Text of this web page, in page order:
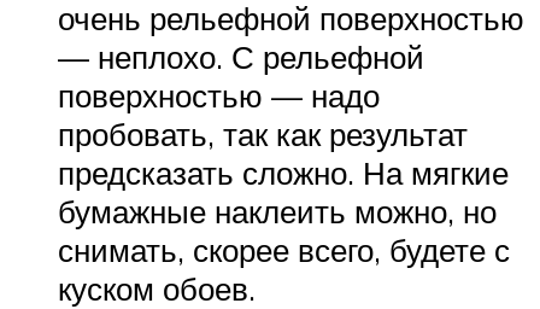
очень рельефной поверхностью
— неплохо. С рельефной
поверхностью — надо
пробовать, так как результат
предсказать сложно. На мягкие
бумажные наклеить можно, но
снимать, скорее всего, будете с
куском обоев.